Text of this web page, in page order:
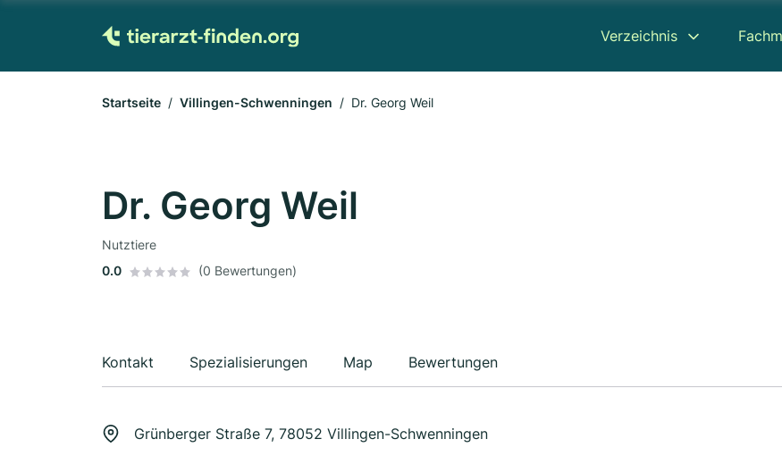
Verzeichnis
Startseite Villingen-Schwenningen Dr. Georg Weil
Dr. Georg Weil
Nutztiere
0.0
(0 Bewertungen)
Kontakt Spezialisierungen Map Bewertungen
Grünberger Straße 7, 78052 Villingen-Schwenningen